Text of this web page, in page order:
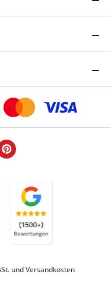
und Versandkosten